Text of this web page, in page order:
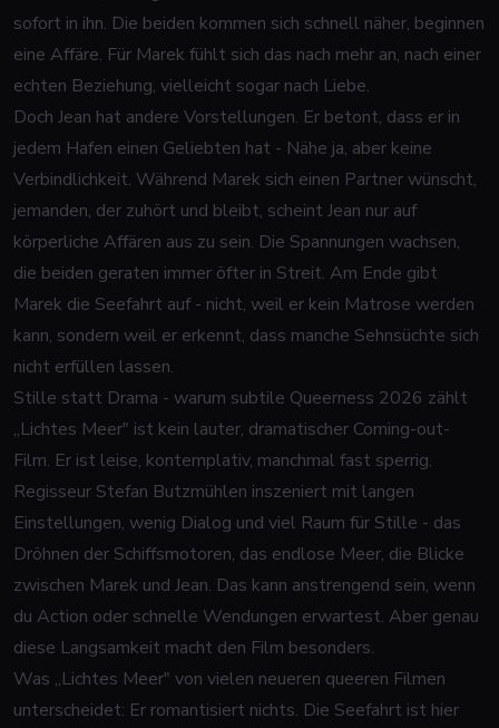
sofort in ihn. Die beiden kommen sich schnell näher, beginnen
eine Affäre. Für Marek fühlt sich das nach mehr an, nach einer
echten Beziehung, vielleicht sogar nach Liebe.
Doch Jean hat andere Vorstellungen. Er betont, dass er in
jedem Hafen einen Geliebten hat - Nähe ja, aber keine
Verbindlichkeit. Während Marek sich einen Partner wünscht,
jemanden, der zuhört und bleibt, scheint Jean nur auf
körperliche Affären aus zu sein. Die Spannungen wachsen,
die beiden geraten immer öfter in Streit. Am Ende gibt
Marek die Seefahrt auf - nicht, weil er kein Matrose werden
kann, sondern weil er erkennt, dass manche Sehnsüchte sich
nicht erfüllen lassen.
Stille statt Drama - warum subtile Queerness 2026 zählt
„Lichtes Meer" ist kein lauter, dramatischer Coming-out-
Film. Er ist leise, kontemplativ, manchmal fast sperrig.
Regisseur Stefan Butzmühlen inszeniert mit langen
Einstellungen, wenig Dialog und viel Raum für Stille - das
Dröhnen der Schiffsmotoren, das endlose Meer, die Blicke
zwischen Marek und Jean. Das kann anstrengend sein, wenn
du Action oder schnelle Wendungen erwartest. Aber genau
diese Langsamkeit macht den Film besonders.
Was „Lichtes Meer" von vielen neueren queeren Filmen
unterscheidet: Er romantisiert nichts. Die Seefahrt ist hier